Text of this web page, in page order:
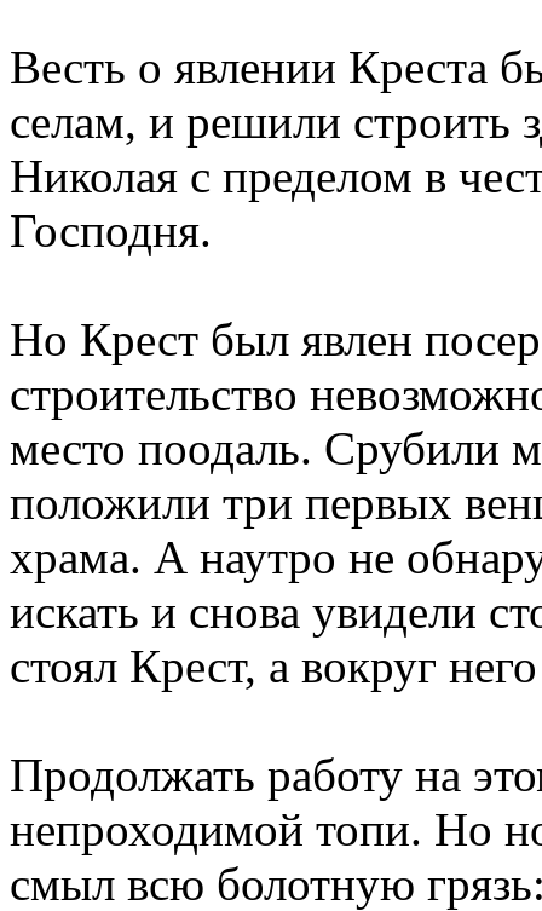
Весть о явлении Креста
селам, и решили строить
Николая с пределом в
Господня.
Но Крест был явлен
строительство
место поодаль. Срубили
положили три первых
храма. А наутро не
искать и снова увидели
стоял Крест, а вокруг
Продолжать работу на
непроходимой топи. Но
смыл всю болотную